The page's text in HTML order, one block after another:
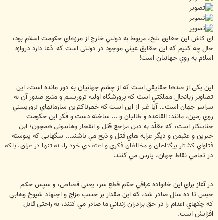
ای كاش اين حقايق تلخ، مربوط به دولتي خارج از مرزهاي حکومت اسلام بود،‌
حال چه كنيم كه اين حقايق عيني موجود در دولتی است كه ادّعا دارد دروازه
اسلام به روي جهانیان است!
این یکی از صدها حقايقي است كه از چشم جهانیان به دور مانده است، ‌این
تصاویر زبانحال مملكتي است كه پرورشگاه اوليه تروريسم و منبع صدور آن به
سراسر جهان است... آيا غير از اين است كه خطرناكترين سازمانهاي تروريستي
روي زمين، مانند: القاعده و طالبان و ... ساخته دست و فكر اين حکومت
جنایتکار است، كه مقلّد به دين مراجع قتل و انفجار وهابيونی همچون؛ ابن
جبرين و عثيمن و ديگر عرابه هاي قتل و ذبح مي باشند... سگهایی كه پيوسته
فتاواي كشتار بيگناهان و مخالفان فكري و اعتقادي خود را، نه تنها در عراق، بلكه
در تمامي نقاط جهان، پارس مي كنند.
در آغاز براي اين خانواده عراقي حكم قطع سر، يعني قصاص، و سپس حکم
حبس تا ده سال صادر شد، که اين مقدار بر حسب مزاج و اجتهاد شيوخ وهابي
كه چكهاي اعدام را در حق برادران زنداني ما صادر مي كنند، به راحتی قابل
افزايش است.